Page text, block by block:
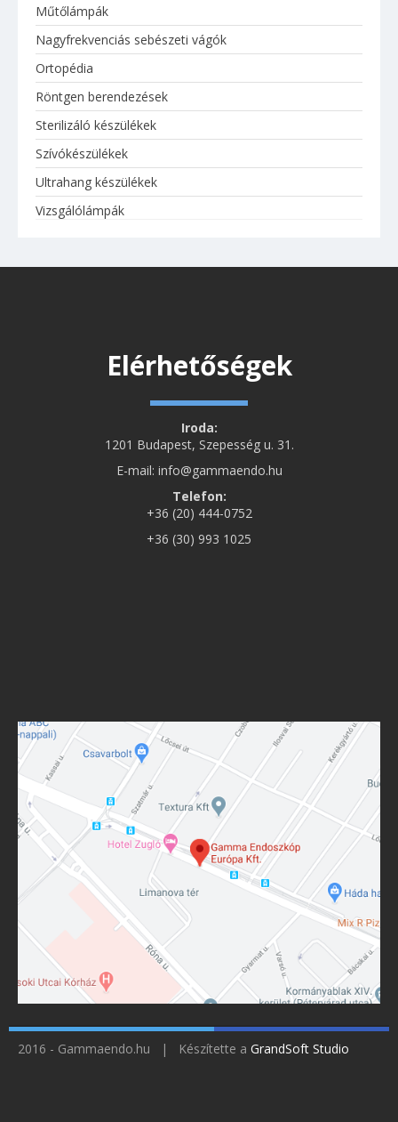
Műtőlámpák
Nagyfrekvenciás sebészeti vágók
Ortopédia
Röntgen berendezések
Sterilizáló készülékek
Szívókészülékek
Ultrahang készülékek
Vizsgálólámpák
Elérhetőségek
Iroda:
1201 Budapest, Szepesség u. 31.
E-mail: info@gammaendo.hu
Telefon:
+36 (20) 444-0752
+36 (30) 993 1025
2016 - Gammaendo.hu | Készítette a GrandSoft Studio